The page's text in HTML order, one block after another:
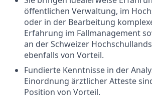
öffentlichen Verwaltung, im
oder in der Bearbeitung
Erfahrung im Fallmanagement
an der Schweizer
ebenfalls von Vorteil.
Fundierte Kenntnisse in der
Einordnung ärztlicher Atteste
Position von Vorteil.